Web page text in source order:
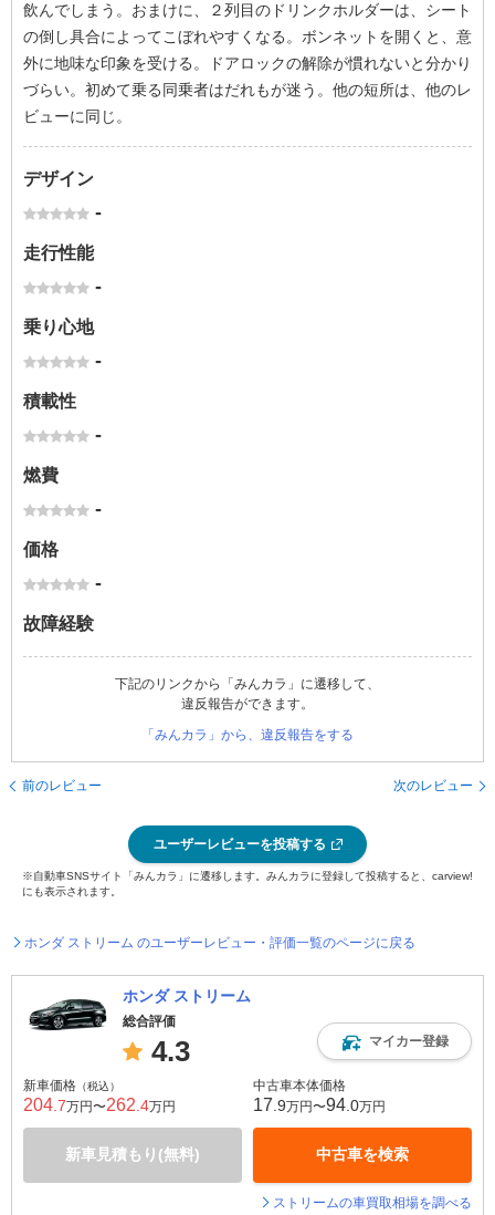
飲んでしまう。おまけに、２列目のドリンクホルダーは、シート
の倒し具合によってこぼれやすくなる。ボンネットを開くと、意
外に地味な印象を受ける。ドアロックの解除が慣れないと分かり
づらい。初めて乗る同乗者はだれもが迷う。他の短所は、他のレ
ビューに同じ。
デザイン
-
走行性能
-
乗り心地
-
積載性
-
燃費
-
価格
-
故障経験
下記のリンクから「みんカラ」に遷移して、
違反報告ができます。
「みんカラ」から、違反報告をする
前のレビュー 次のレビュー
ユーザーレビューを投稿する
※自動車SNSサイト「みんカラ」に遷移します。みんカラに登録して投稿すると、carview!
にも表示されます。
ホンダ ストリーム のユーザーレビュー・評価一覧のページに戻る
ホンダ ストリーム
総合評価
4.3 マイカー登録
新車価格 （税込）
204 .7万円〜262 .4万円
新車見積もり(無料)
中古車本体価格
17 .9万円〜94 .0万円
中古車を検索
ストリームの車買取相場を調べる